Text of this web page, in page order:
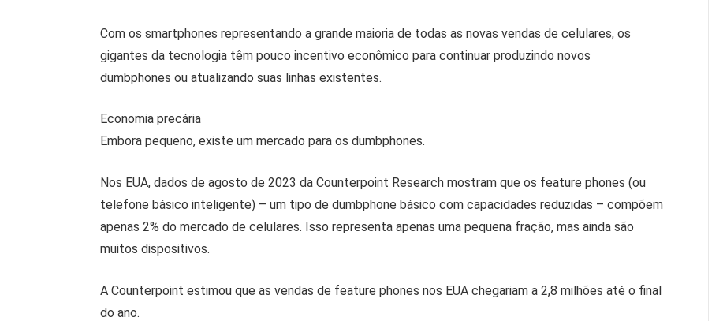
Com os smartphones representando a grande maioria de todas as novas vendas de celulares, os
gigantes da tecnologia têm pouco incentivo econômico para continuar produzindo novos
dumbphones ou atualizando suas linhas existentes.
Economia precária
Embora pequeno, existe um mercado para os dumbphones.
Nos EUA, dados de agosto de 2023 da Counterpoint Research mostram que os feature phones (ou
telefone básico inteligente) – um tipo de dumbphone básico com capacidades reduzidas – compõem
apenas 2% do mercado de celulares. Isso representa apenas uma pequena fração, mas ainda são
muitos dispositivos.
A Counterpoint estimou que as vendas de feature phones nos EUA chegariam a 2,8 milhões até o final
do ano.